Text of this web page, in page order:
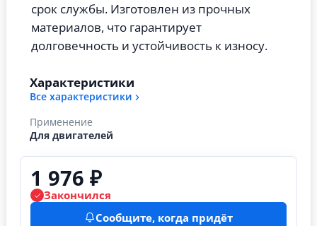
срок службы. Изготовлен из прочных
материалов, что гарантирует
долговечность и устойчивость к износу.
Характеристики
Все характеристики
Применение
Для двигателей
1 976 ₽
Закончился
Сообщите, когда придёт